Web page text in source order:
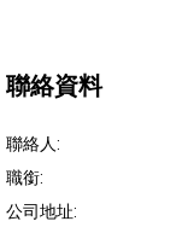
聯絡資料
聯絡人:
職銜:
公司地址: